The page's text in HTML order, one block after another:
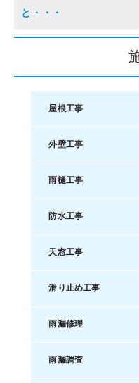
と・・・
屋根工事
外壁工事
雨樋工事
防水工事
天窓工事
滑り止め工事
雨漏修理
雨漏調査